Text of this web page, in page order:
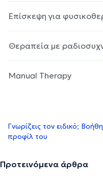
Επίσκεψη για
Θεραπεία με
Manual Therapy
Γνωρίζεις τον ειδικό;
προφίλ του
Προτεινόμενα άρθρα